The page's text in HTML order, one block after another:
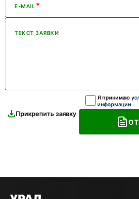
E-MAIL *
ТЕКСТ ЗАЯВКИ
Прикрепить заявку
Я принимаю
информации